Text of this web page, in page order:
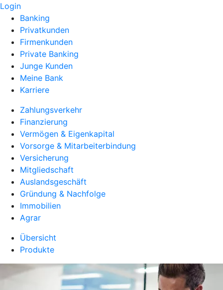
Login
Banking
Privatkunden
Firmenkunden
Private Banking
Junge Kunden
Meine Bank
Karriere
Zahlungsverkehr
Finanzierung
Vermögen & Eigenkapital
Vorsorge & Mitarbeiterbindung
Versicherung
Mitgliedschaft
Auslandsgeschäft
Gründung & Nachfolge
Immobilien
Agrar
Übersicht
Produkte